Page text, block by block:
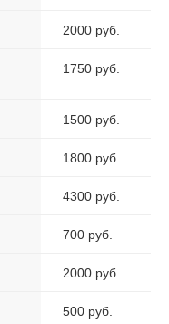
2000 руб.
1750 руб.
1500 руб.
1800 руб.
4300 руб.
700 руб.
2000 руб.
500 руб.